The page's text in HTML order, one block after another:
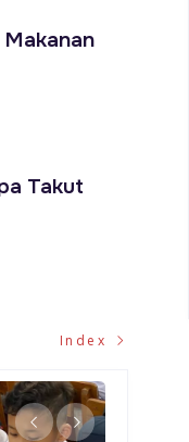
Takut
Index